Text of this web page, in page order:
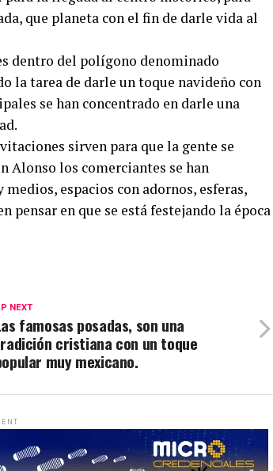
que planeta con el fin de darle vida al
dentro del polígono denominado
la tarea de darle un toque navideño con
se han concentrado en darle una
sirven para que la gente se
Alonso los comerciantes se han
espacios con adornos, esferas,
pensar en que se está festejando la época
NEXT
famosas posadas, son una
cristiana con un toque
muy mexicano.